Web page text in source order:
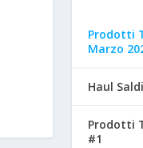
Prodotti
Marzo
Haul
Prodotti
#1